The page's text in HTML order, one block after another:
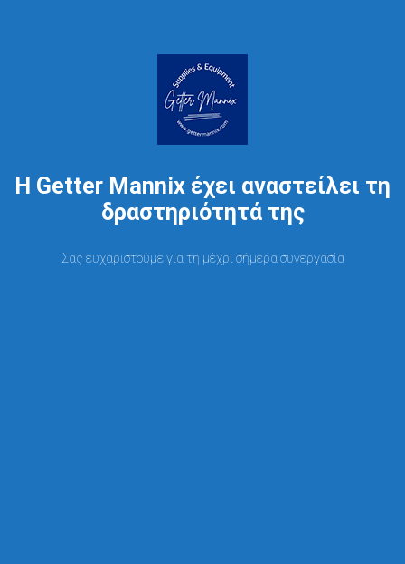
Η Getter Mannix έχει αναστείλει τη
δραστηριότητά της
Σας ευχαριστούμε για τη μέχρι σήμερα συνεργασία